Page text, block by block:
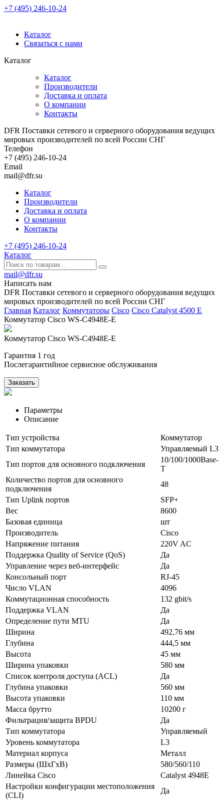
+7 (495) 246-10-24
Каталог
Связаться с нами
Каталог
Каталог
Производители
Доставка и оплата
О компании
Контакты
DFR Поставки сетевого и серверного оборудования ведущих
мировых производителей по всей России СНГ
Телефон
+7 (495) 246-10-24
Email
mail@dfr.su
Каталог
Производители
Доставка и оплата
О компании
Контакты
+7 (495) 246-10-24
Каталог
mail@dfr.su
Написать нам
DFR Поставки сетевого и серверного оборудования ведущих
мировых производителей по всей России СНГ
Главная Каталог Коммутаторы Cisco Cisco Catalyst 4500 E
Коммутатор Cisco WS-C4948E-E
Коммутатор Cisco WS-C4948E-E
Гарантия 1 год
Послегарантийное сервисное обслуживания
Заказать
Параметры
Описание
Тип устройства
Коммутатор
Тип коммутатора
Управляемый L3
Тип портов для основного подключения
10/100/1000Base-
T
Количество портов для основного
подключения
48
Тип Uplink портов
SFP+
Вес
8600
Базовая единица
шт
Производитель
Cisco
Напряжение питания
220V AC
Поддержка Quality of Service (QoS)
Да
Управление через веб-интерфейс
Да
Консольный порт
RJ-45
Число VLAN
4096
Коммутационная способность
132 gbit/s
Поддержка VLAN
Да
Определение пути MTU
Да
Ширина
492,76 мм
Глубина
444,5 мм
Высота
45 мм
Ширина упаковки
580 мм
Список контроля доступа (ACL)
Да
Глубина упаковки
560 мм
Высота упаковки
110 мм
Масса брутто
10200 г
Фильтрация/защита BPDU
Да
Тип коммутатора
Управляемый
Уровень коммутатора
L3
Материал корпуса
Металл
Размеры (ШхГхВ)
580/560/110
Линейка Cisco
Catalyst 4948E
Настройки конфигурации местоположения
(CLI)
Да